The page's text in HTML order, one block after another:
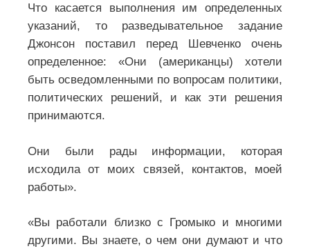
Что касается выполнения им определенных
указаний, то разведывательное задание
Джонсон поставил перед Шевченко очень
определенное: «Они (американцы) хотели
быть осведомленными по вопросам политики,
политических решений, и как эти решения
принимаются.
Они были рады информации, которая
исходила от моих связей, контактов, моей
работы».
«Вы работали близко с Громыко и многими
другими. Вы знаете, о чем они думают и что